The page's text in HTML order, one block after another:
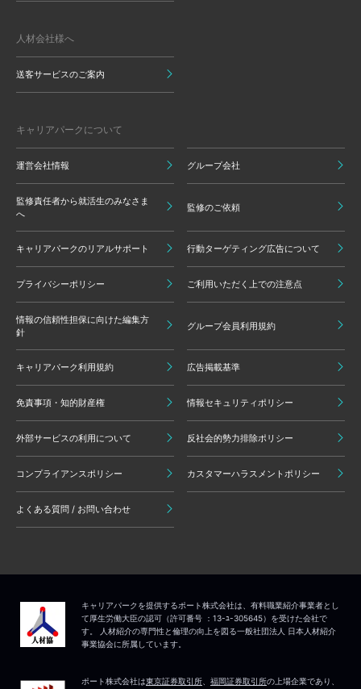
人材会社様へ
送客サービスのご案内
キャリアパークについて
運営会社情報 グループ会社
監修責任者から就活生のみなさま
へ
監修のご依頼
キャリアパークのリアルサポート 行動ターゲティング広告について
プライバシーポリシー ご利用いただく上での注意点
情報の信頼性担保に向けた編集方
針
グループ会員利用規約
キャリアパーク利用規約 広告掲載基準
免責事項・知的財産権 情報セキュリティポリシー
外部サービスの利用について 反社会的勢力排除ポリシー
コンプライアンスポリシー カスタマーハラスメントポリシー
よくある質問 / お問い合わせ